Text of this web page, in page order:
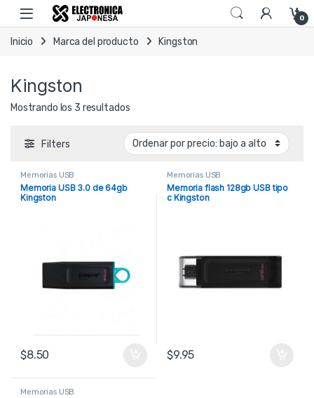
Skip to navigation
Skip to content
Open 0
Inicio Marca del producto Kingston
Kingston
Mostrando los 3 resultadosOrdenado por precio: bajo a alto
Filters
Memorias USB
Memoria USB 3.0 de 64gb
Kingston
$8.50
Memorias USB
Memoria flash 128gb USB tipo
c Kingston
$9.95
Memorias USB